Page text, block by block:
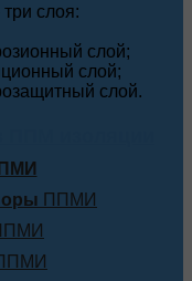
слоя:
слой;
слой;
слой.
ППМИ